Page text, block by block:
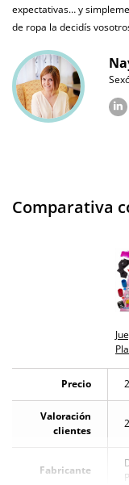
¿Cuándo lo
recibo?
expectativas… y
de ropa la decidís
Comparativa
Precio
Valoración
clientes
Fabricante